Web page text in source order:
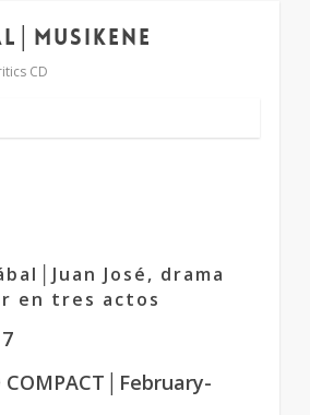
CD
José, drama
en tres actos
COMPACT │February-